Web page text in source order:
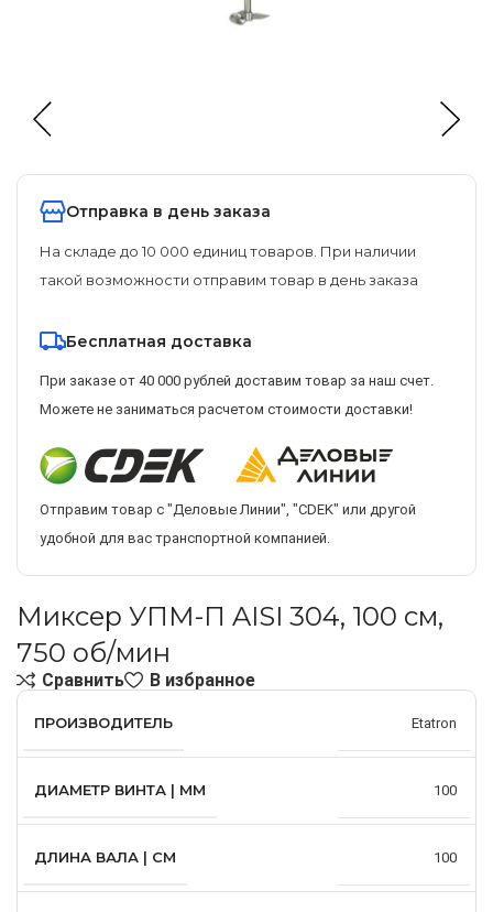
Отправка в день заказа
На складе до 10 000 единиц товаров. При наличии
такой возможности отправим товар в день заказа
Бесплатная доставка
При заказе от 40 000 рублей доставим товар за наш счет.
Можете не заниматься расчетом стоимости доставки!
Отправим товар с "Деловые Линии", "CDEK" или другой
удобной для вас транспортной компанией.
Миксер УПМ-П AISI 304, 100 см,
750 об/мин
Сравнить В избранное
ПРОИЗВОДИТЕЛЬ Etatron
ДИАМЕТР ВИНТА | ММ 100
ДЛИНА ВАЛА | СМ 100